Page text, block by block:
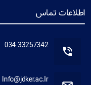
اطلاعات تماس
33257342 034
Info@jdker.ac.Ir